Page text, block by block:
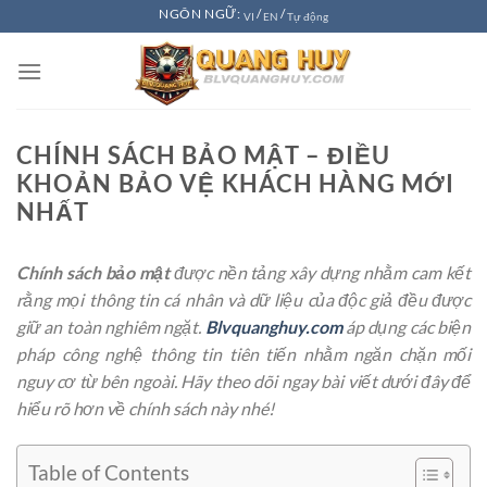
nội
NGÔN NGỮ: VI / EN / Tự động
CHÍNH SÁCH BẢO MẬT – ĐIỀU
KHOẢN BẢO VỆ KHÁCH HÀNG MỚI
NHẤT
Chính sách bảo mậtđược nền tảng xây dựng nhằm cam kết
rằng mọi thông tin cá nhân và dữ liệu của độc giả đều được
giữ an toàn nghiêm ngặt. Blvquanghuy.comáp dụng các biện
pháp công nghệ thông tin tiên tiến nhằm ngăn chặn mối
nguy cơ từ bên ngoài. Hãy theo dõi ngay bài viết dưới đây để
hiểu rõ hơn về chính sách này nhé!
Table of Contents